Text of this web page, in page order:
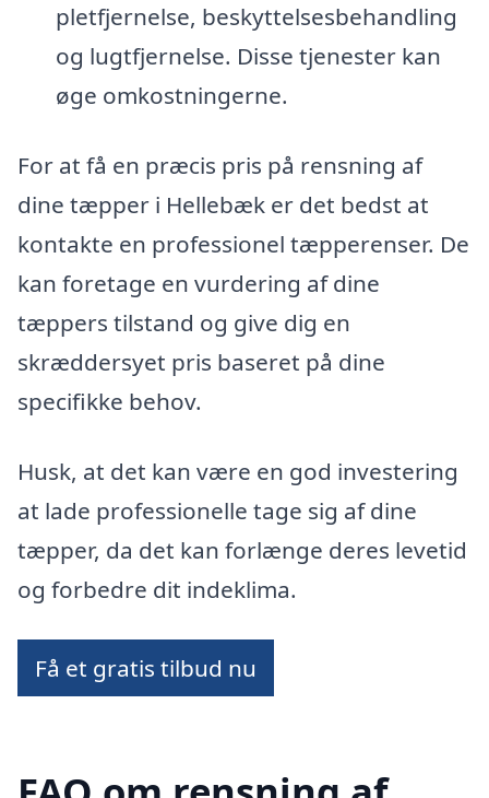
pletfjernelse, beskyttelsesbehandling
og lugtfjernelse. Disse tjenester kan
øge omkostningerne.
For at få en præcis pris på rensning af
dine tæpper i Hellebæk er det bedst at
kontakte en professionel tæpperenser. De
kan foretage en vurdering af dine
tæppers tilstand og give dig en
skræddersyet pris baseret på dine
specifikke behov.
Husk, at det kan være en god investering
at lade professionelle tage sig af dine
tæpper, da det kan forlænge deres levetid
og forbedre dit indeklima.
Få et gratis tilbud nu